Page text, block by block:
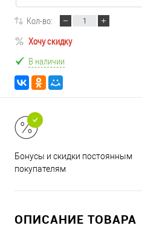
Кол-во:
Хочу скидку
В наличии
Бонусы и скидки постоянным
покупателям
ОПИСАНИЕ ТОВАРА